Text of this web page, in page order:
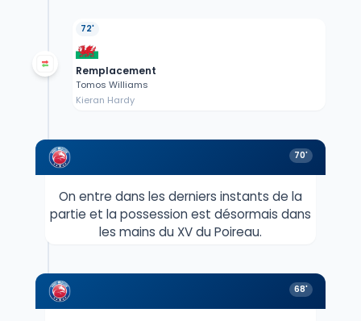
72'
Remplacement
Tomos Williams
Kieran Hardy
70'
On entre dans les derniers instants de la
partie et la possession est désormais dans
les mains du XV du Poireau.
68'